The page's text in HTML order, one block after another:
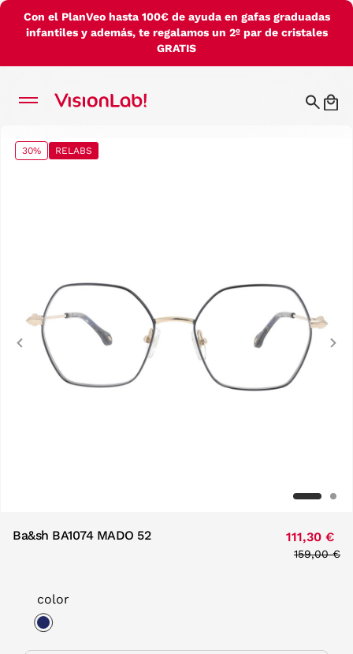
Con el PlanVeo hasta 100€ de ayuda en gafas graduadas
infantiles y además, te regalamos un 2º par de cristales
GRATIS
30% RELABS
Previous
Ba&sh BA1074 MADO 52 111,30 €
Price
159,00 €
color